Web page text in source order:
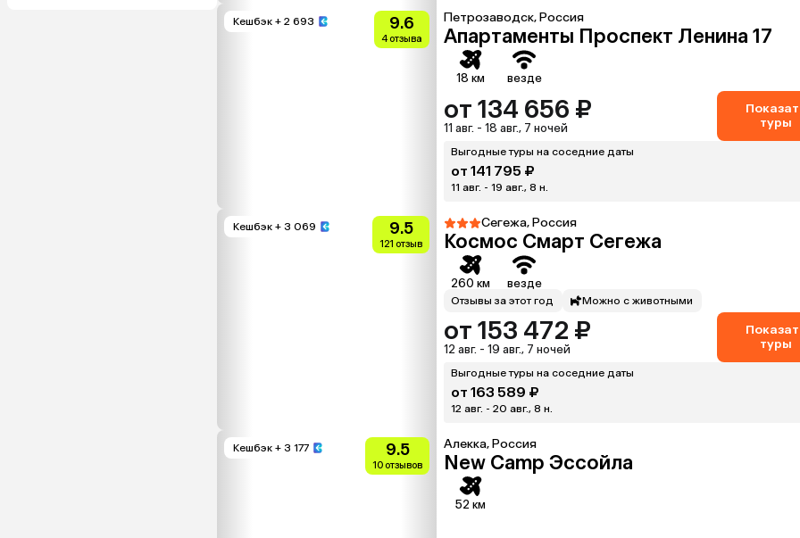
Кешбэк + 2 693 9.6
4 отзыва
Петрозаводск, Россия
Апартаменты Проспект Ленина 17
18 км везде
от 134 656 ₽
11 авг. - 18 авг., 7 ночей
туры
Выгодные туры на соседние даты
от 141 795 ₽
11 авг. - 19 авг., 8 н.
Кешбэк + 3 069 9.5
121 отзыв
Сегежа, Россия
Космос Смарт Сегежа
260 км везде
Отзывы за этот год Можно с животными
от 153 472 ₽
12 авг. - 19 авг., 7 ночей
туры
Выгодные туры на соседние даты
от 163 589 ₽
12 авг. - 20 авг., 8 н.
Кешбэк + 3 177 9.5
10 отзывов
Алекка, Россия
New Camp Эссойла
52 км